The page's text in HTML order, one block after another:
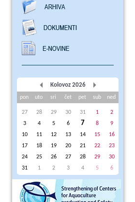
Kolovoz 2026
pon uto sri čet pet sub ned
27 28 29 30 31 1
2
3
4 5 6 7 8
9
10
11 12 13 14 15
16
17
18 19 20 21 22
23
24
25 26 27 28 29
30
31
1 2 3 4 5 6